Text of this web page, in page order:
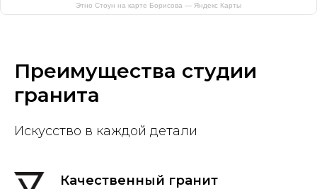
Этно Стоун на карте Борисова — Яндекс Карты
Преимущества студии
гранита
Искусство в каждой детали
Качественный гранит